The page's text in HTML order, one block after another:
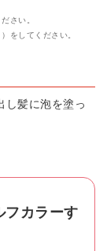
さい。
をしてください。
し髪に泡を塗っ
フカラーす